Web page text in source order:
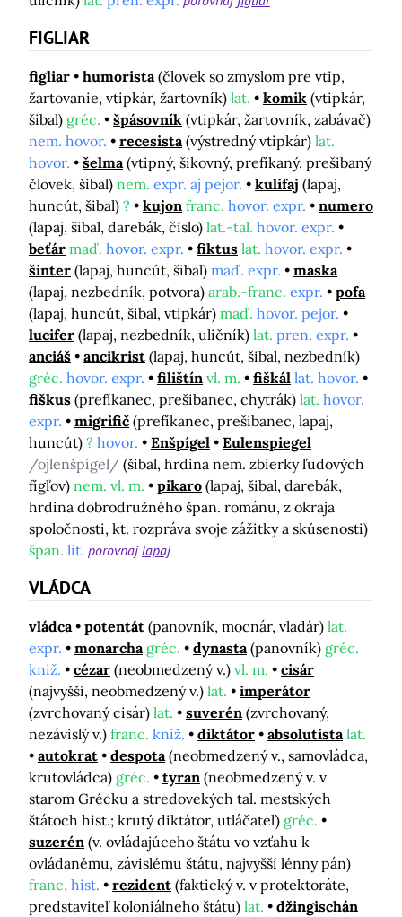
FIGLIAR
figliar humorista (človek so zmyslom pre vtip,
žartovanie, vtipkár, žartovník) lat. komik (vtipkár,
šibal) gréc. špásovník (vtipkár, žartovník, zabávač)
nem. hovor.
recesista (výstredný vtipkár) lat.
hovor.
šelma (vtipný, šikovný, prefíkaný, prešibaný
človek, šibal) nem. expr. aj pejor. kulifaj (lapaj,
huncút, šibal) ? kujon franc. hovor. expr.
numero
(lapaj, šibal, darebák, číslo) lat.-tal. hovor. expr.
beťár maď. hovor. expr. fiktus lat. hovor. expr.
šinter (lapaj, huncút, šibal) maď. expr.
maska
(lapaj, nezbedník, potvora) arab.-franc. expr.
pofa
(lapaj, huncút, šibal, vtipkár) maď. hovor. pejor.
lucifer (lapaj, nezbedník, uličník) lat. pren. expr.
anciáš
ancikrist (lapaj, huncút, šibal, nezbedník)
gréc. hovor. expr. filištín vl. m. fiškál lat. hovor.
fiškus (prefíkanec, prešibanec, chytrák) lat. hovor.
expr.
migrifič (prefíkanec, prešibanec, lapaj,
huncút) ? hovor. Enšpígel
Eulenspiegel
/ojlenšpígel/ (šibal, hrdina nem. zbierky ľudových
fígľov) nem. vl. m. pikaro (lapaj, šibal, darebák,
hrdina dobrodružného špan. románu, z okraja
spoločnosti, kt. rozpráva svoje zážitky a skúsenosti)
špan. lit. porovnajlapaj
VLÁDCA
vládca potentát (panovník, mocnár, vladár) lat.
expr.
monarcha gréc. dynasta (panovník) gréc.
kniž.
cézar (neobmedzený v.) vl. m.
cisár
(najvyšší, neobmedzený v.) lat.
imperátor
(zvrchovaný cisár) lat. suverén (zvrchovaný,
nezávislý v.) franc. kniž. diktátor absolutista lat.
autokrat
despota (neobmedzený v., samovládca,
krutovládca) gréc. tyran (neobmedzený v. v
starom Grécku a stredovekých tal. mestských
štátoch hist.; krutý diktátor, utláčateľ) gréc.
suzerén (v. ovládajúceho štátu vo vzťahu k
ovládanému, závislému štátu, najvyšší lénny pán)
franc. hist. rezident (faktický v. v protektoráte,
predstaviteľ koloniálneho štátu) lat.
džingischán